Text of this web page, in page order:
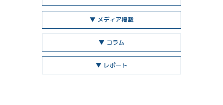
▼ メディア掲載
▼ コラム
▼ レポート